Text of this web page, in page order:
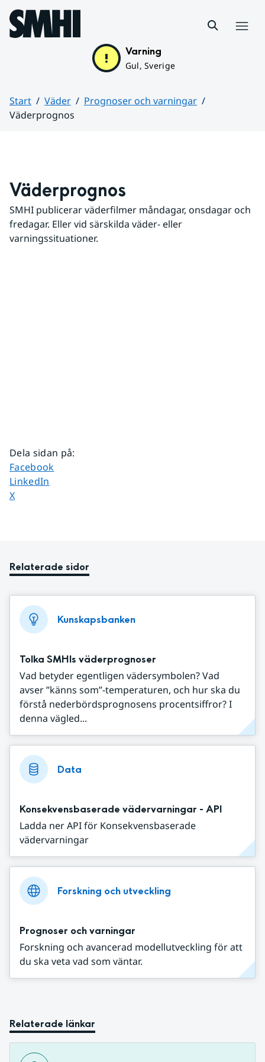
Hoppa till sidans innehåll
Varning
Gul, Sverige
Start Väder
Prognoser och varningar
Väderprognos
Väderprognos
SMHI publicerar väderfilmer måndagar, onsdagar och
fredagar. Eller vid särskilda väder- eller
varningssituationer.
Dela sidan på:
Dela sidan på
Facebook
Dela sidan på
LinkedIn
Dela sidan på
X
Relaterade sidor
Kunskapsbanken
Tolka SMHIs väderprognoser
Vad betyder egentligen vädersymbolen? Vad
avser ”känns som”-temperaturen, och hur ska du
förstå nederbördsprognosens procentsiffror? I
denna vägled...
Data
Konsekvensbaserade vädervarningar - API
Ladda ner API för Konsekvensbaserade
vädervarningar
Forskning och utveckling
Prognoser och varningar
Forskning och avancerad modellutveckling för att
du ska veta vad som väntar.
Relaterade länkar